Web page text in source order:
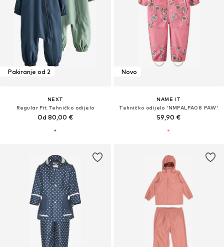
Pakiranje od 2
NEXT
Regular Fit Tehničko odijelo
Od 80,00 €
Novo
NAME IT
Tehničko odijelo 'NMFALFA08 PAW'
59,90 €